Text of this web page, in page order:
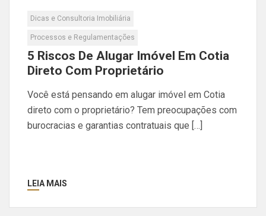
Dicas e Consultoria Imobiliária
Processos e Regulamentações
5 Riscos De Alugar Imóvel Em Cotia
Direto Com Proprietário
Você está pensando em alugar imóvel em Cotia
direto com o proprietário? Tem preocupações com
burocracias e garantias contratuais que […]
LEIA MAIS